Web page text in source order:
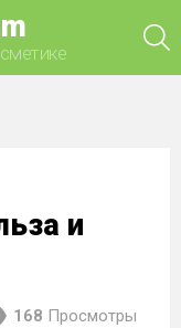
и
168 Просмотры